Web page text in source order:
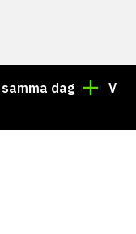
dag Vill du